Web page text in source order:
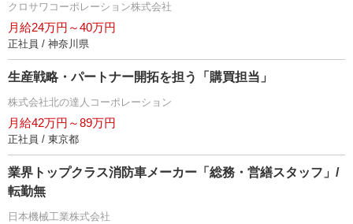
クロサワコーポレーション株式会社
月給24万円～40万円
正社員 / 神奈川県
生産戦略・パートナー開拓を担う「購買担当」
株式会社北の達人コーポレーション
月給42万円～89万円
正社員 / 東京都
業界トップクラス消防車メーカー「総務・営繕スタッフ」/
転勤無
日本機械工業株式会社